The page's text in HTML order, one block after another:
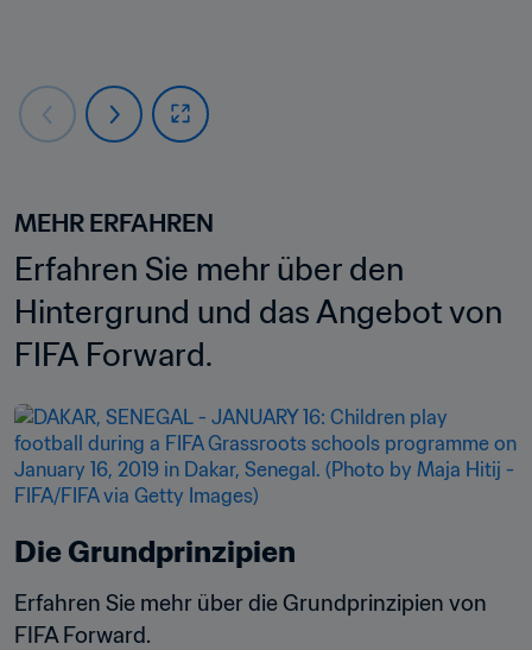
MEHR ERFAHREN
Erfahren Sie mehr über den
Hintergrund und das Angebot von
FIFA Forward.
Die Grundprinzipien
Erfahren Sie mehr über die Grundprinzipien von
FIFA Forward.